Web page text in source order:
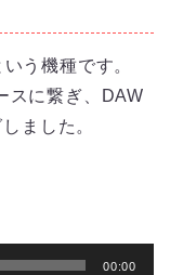
う機種です。
スに繋ぎ、DAW
ました。
00:00